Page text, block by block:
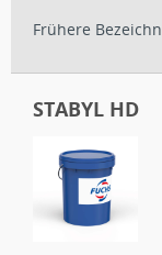
Frühere
STABYL HD